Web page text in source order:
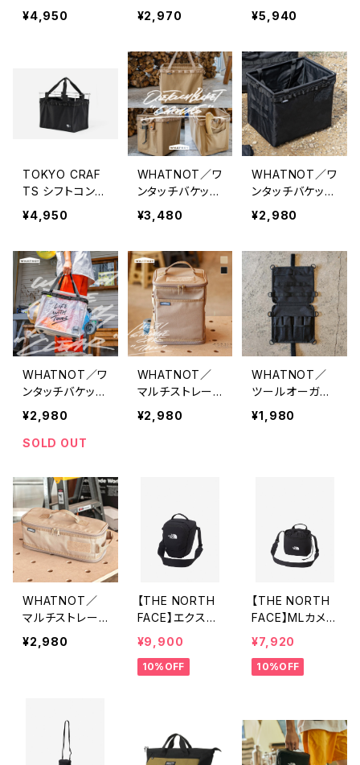
ハンギングシェル
¥4,950
ト マルチバッグ
¥2,970
ルフ メッシュ
¥5,940
TOKYO CRAF
TS シフトコンテ
ナ
¥4,950
WHATNOT／ワ
ンタッチバケット
帆布 （ONE TO
UCH BUCKET
¥3,480
WHATNOT／ワ
ンタッチバケット
HD（BK）｜ONE
TOUCH BUCK
¥2,980
WHATNOT／ワ
ンタッチバケット
クリア（ONE TO
UCH BUCKET
CLEAR）
¥2,980
SOLD OUT
WHATNOT／
マルチストレー
ジケース トール
（MULTI STOR
¥2,980
WHATNOT／
ツールオーガナ
イザー ブラック
｜TOOL ORGA
¥1,980
WHATNOT／
マルチストレー
ジケース ワイド
¥2,980
【THE NORTH
FACE】エクスプ
ローラーカメラ
バッグ
¥9,900
10%OFF
【THE NORTH
FACE】MLカメラ
バッグ
¥7,920
10%OFF